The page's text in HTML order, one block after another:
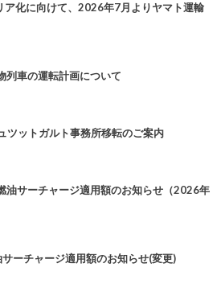
ア化に向けて、2026年7月よりヤマト運輸
列車の運転計画について
ツットガルト事務所移転のご案内
油サーチャージ適用額のお知らせ（2026年
ーチャージ適用額のお知らせ(変更)